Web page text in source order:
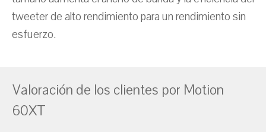
tweeter de alto rendimiento para un rendimiento sin
esfuerzo.
Valoración de los clientes por Motion
60XT